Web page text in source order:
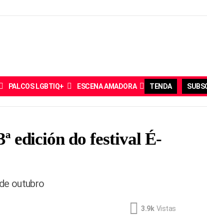
PALCOS LGBTIQ+ ESCENA AMADORA TENDA
edición do festival É-
outubro
3.9k Vistas